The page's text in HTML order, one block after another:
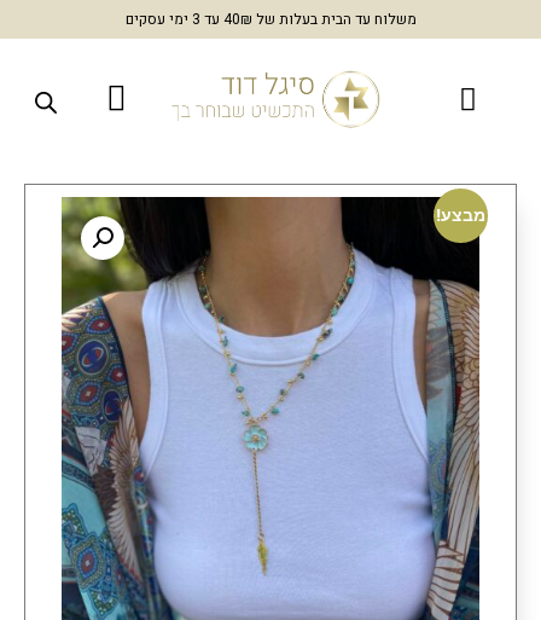
משלוח עד הבית בעלות של 40₪ עד 3 ימי עסקים
מבצע!